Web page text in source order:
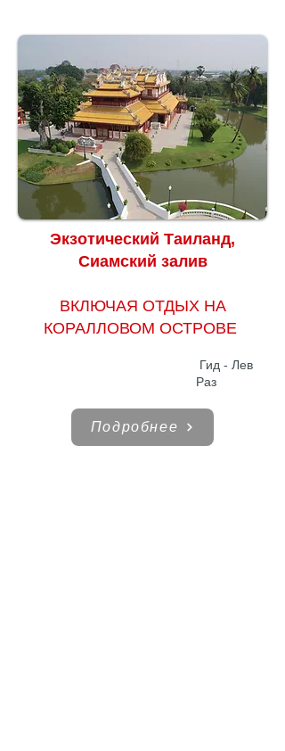
Экзотический Таиланд,
Сиамский залив
ВКЛЮЧАЯ ОТДЫХ НА
КОРАЛЛОВОМ ОСТРОВЕ
Гид - Лев
Раз
Подробнее